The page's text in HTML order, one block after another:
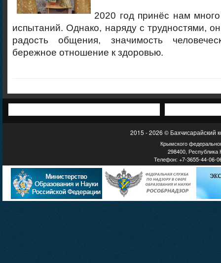
2020 год принёс нам
испытаний. Однако, наряду с трудностями,
радость общения, значимость
бережное отношение к здоровью.
2015 - 2026 © Бахчисарайский
Крымского
298400, Республика
Телефон: +7-3655-44-06-